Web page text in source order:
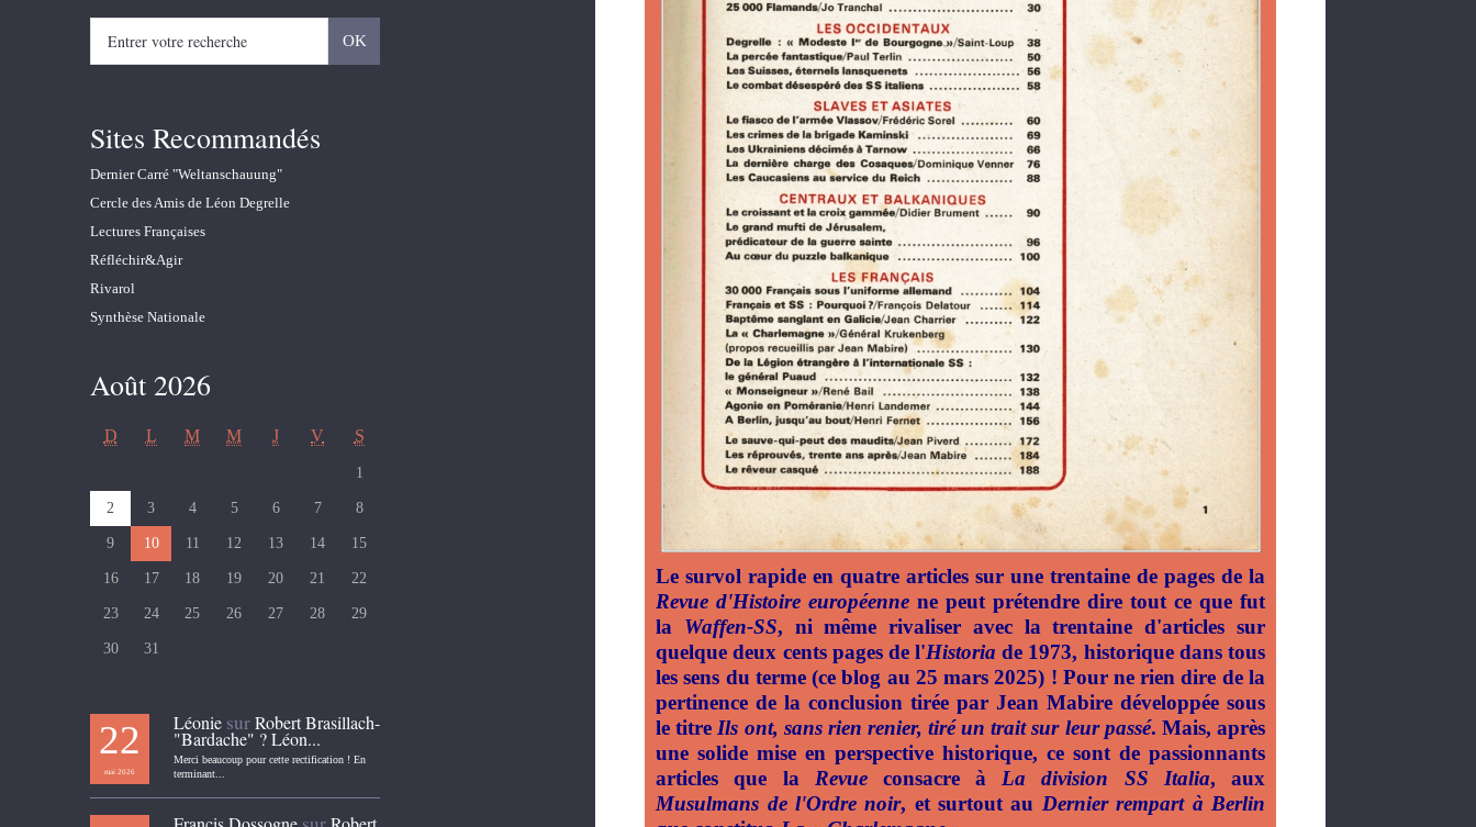
Sites Recommandés
Dernier Carré "Weltanschauung"
Cercle des Amis de Léon Degrelle
Lectures Françaises
Réfléchir&Agir
Rivarol
Synthèse Nationale
Août 2026
D L M M J V S
1
2 3 4 5 6 7 8
9 10 11 12 13 14 15
16 17 18 19 20 21 22
23 24 25 26 27 28 29
30 31
22
mai 2026
LéoniesurRobert Brasillach-
"Bardache" ? Léon...
Merci beaucoup pour cette rectification ! En
terminant...
Le survol rapide en quatre articles sur une trentaine de pages de la
Revue d'Histoire européenne ne peut prétendre dire tout ce que fut
la Waffen-SS, ni même rivaliser avec la trentaine d'articles sur
quelque deux cents pages de l'Historiade 1973, historique dans tous
les sens du terme (ce blog au 25 mars 2025) ! Pour ne rien dire de la
pertinence de la conclusion tirée par Jean Mabire développée sous
le titre Ils ont, sans rien renier, tiré un trait sur leur passé. Mais, après
une solide mise en perspective historique, ce sont de passionnants
articles que la Revue consacre à La division SS Italia, aux
Musulmans de l'Ordre noir, et surtout au Dernier rempart à Berlin